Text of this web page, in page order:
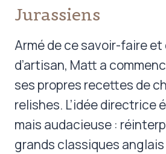
Jurassiens
Armé de ce savoir-faire et
d’artisan, Matt a
ses propres recettes de
relishes. L’idée directrice
mais audacieuse :
grands classiques